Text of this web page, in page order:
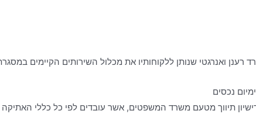
רענן ואנרגטי שנותן ללקוחותיו את מכלול השירותים הקיימים
נכסים